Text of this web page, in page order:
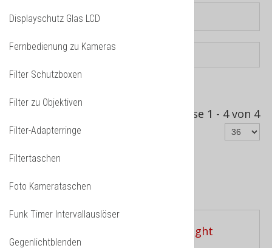
Produkt Verkäufe -/+
Ergebnisse 1 - 4 von 4
Blitzgeräte - Makroleuchten
Displayschutz Glas LCD
Fernbedienung zu Kameras
Filter Schutzboxen
Filter zu Objektiven
Filter-Adapterringe
Filtertaschen
Foto Kamerataschen
Funk Timer Intervallauslöser
Gegenlichtblenden